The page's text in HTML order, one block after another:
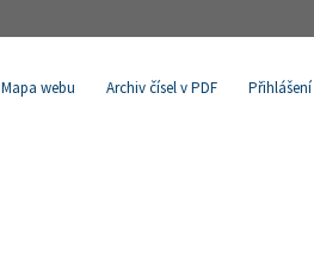
Mapa webu Archiv čísel v PDF Přihlášení